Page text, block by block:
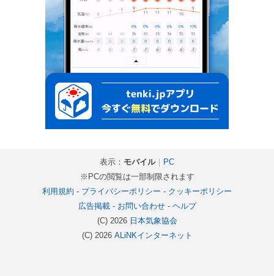
表示： モバイル｜ PC
※PCの閲覧は一部制限されます
利用規約 - プライバシーポリシー - クッキーポリシー
広告掲載- お問い合わせ- ヘルプ
(C) 2026 日本気象協会
(C) 2026 ALiNKインターネット